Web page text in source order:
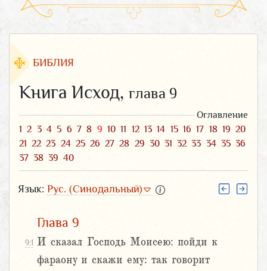
БИБЛИЯ
Книга Исход, глава 9
Оглавление
1 2 3 4 5 6 7 8 9 10 11 12 13 14 15 16 17 18 19 20
21 22 23 24 25 26 27 28 29 30 31 32 33 34 35 36
37 38 39 40
Язык: Рус. (Синодальный)
Глава 9
9:1 И сказал Господь Моисею: пойди к
фараону и скажи ему: так говорит